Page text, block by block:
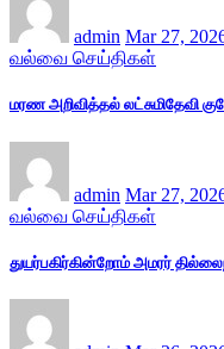
admin Mar 27,
வல்வை செய்திகள்
மரண அறிவித்தல் லட்சுமிதேவி
admin Mar 27,
வல்வை செய்திகள்
துயர்பகிர்கின்றோம் அமரர்